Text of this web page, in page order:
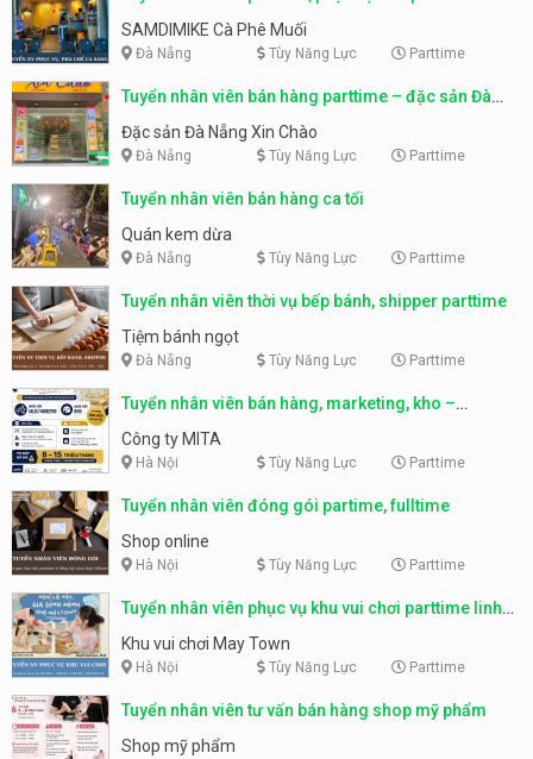
SAMDIMIKE Cà Phê Muối
Đà Nẵng Tùy Năng Lực Parttime
Tuyển nhân viên bán hàng parttime – đặc sản Đà
Nẵng
Đặc sản Đà Nẵng Xin Chào
Đà Nẵng Tùy Năng Lực Parttime
Tuyển nhân viên bán hàng ca tối
Quán kem dừa
Đà Nẵng Tùy Năng Lực Parttime
Tuyển nhân viên thời vụ bếp bánh, shipper parttime
Tiệm bánh ngọt
Đà Nẵng Tùy Năng Lực Parttime
Tuyển nhân viên bán hàng, marketing, kho –
parttime, fulltime
Công ty MITA
Hà Nội Tùy Năng Lực Parttime
Tuyển nhân viên đóng gói partime, fulltime
Shop online
Hà Nội Tùy Năng Lực Parttime
Tuyển nhân viên phục vụ khu vui chơi parttime linh
động
Khu vui chơi May Town
Hà Nội Tùy Năng Lực Parttime
Tuyển nhân viên tư vấn bán hàng shop mỹ phẩm
Shop mỹ phẩm